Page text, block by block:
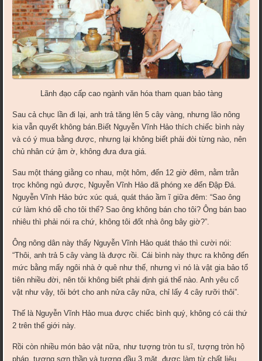
Lãnh đạo cấp cao ngành văn hóa tham quan bảo tàng
Sau cả chục lần đi lại, anh trả tăng lên 5 cây vàng, nhưng lão nông
kia vẫn quyết không bán.Biết Nguyễn Vĩnh Hảo thích chiếc bình này
và có ý mua bằng được, nhưng lại không biết phải đòi từng nào, nên
chủ nhân cứ ậm ờ, không đưa đưa giá.
Sau một tháng giằng co nhau, một hôm, đến 12 giờ đêm, nằm trằn
trọc không ngủ được, Nguyễn Vĩnh Hảo đã phóng xe đến Đập Đá.
Nguyễn Vĩnh Hảo bức xúc quá, quát tháo ầm ĩ giữa đêm: “Sao ông
cứ làm khó dễ cho tôi thế? Sao ông không bán cho tôi? Ông bán bao
nhiêu thì phải nói ra chứ, không tôi đốt nhà ông bây giờ?”.
Ông nông dân này thấy Nguyễn Vĩnh Hảo quát tháo thì cười nói:
“Thôi, anh trả 5 cây vàng là được rồi. Cái bình này thực ra không đến
mức bằng mấy ngôi nhà ở quê như thế, nhưng vì nó là vật gia bảo tổ
tiên nhiều đời, nên tôi không biết phải định giá thế nào. Anh yêu cổ
vật như vậy, tôi bớt cho anh nửa cây nữa, chỉ lấy 4 cây rưỡi thôi”.
Thế là Nguyễn Vĩnh Hảo mua được chiếc bình quý, không có cái thứ
2 trên thế giới này.
Rồi còn nhiều món bảo vật nữa, như tượng tròn tu sĩ, tượng tròn hộ
pháp, tượng sơn thần và tượng đầu 3 mặt, được làm từ chất liệu